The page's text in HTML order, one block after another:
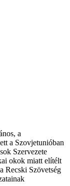
a
a Szovjetunióban
Szervezete
okok miatt elítélt
Recski Szövetség